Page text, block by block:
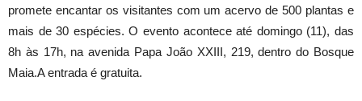
promete encantar os visitantes com um acervo de 500 plantas e
mais de 30 espécies. O evento acontece até domingo (11), das
8h às 17h, na avenida Papa João XXIII, 219, dentro do Bosque
Maia.A entrada é gratuita.